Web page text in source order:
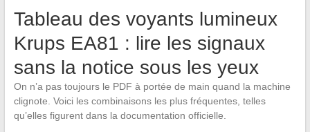
Tableau des voyants lumineux
Krups EA81 : lire les signaux
sans la notice sous les yeux
On n’a pas toujours le PDF à portée de main quand la machine
clignote. Voici les combinaisons les plus fréquentes, telles
qu’elles figurent dans la documentation officielle.